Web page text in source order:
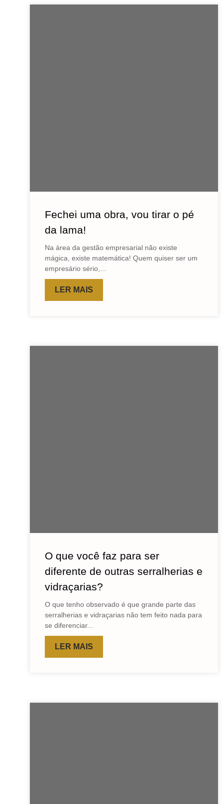
Fechei uma obra, vou tirar o pé
da lama!
Na área da gestão empresarial não existe
mágica, existe matemática! Quem quiser ser um
empresário sério,...
LER MAIS
O que você faz para ser
diferente de outras serralherias e
vidraçarias?
O que tenho observado é que grande parte das
serralherias e vidraçarias não tem feito nada para
se diferenciar...
LER MAIS